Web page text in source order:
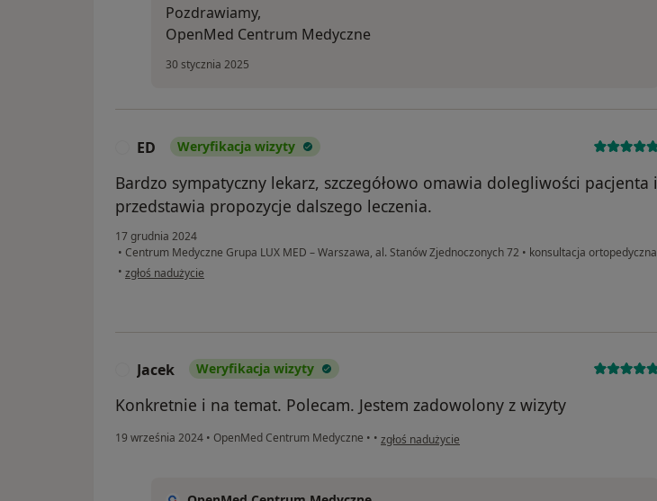
Pozdrawiamy,
OpenMed Centrum Medyczne
30 stycznia 2025
ED Weryfikacja wizyty
Bardzo sympatyczny lekarz, szczegółowo omawia dolegliwości pacjenta i
przedstawia propozycje dalszego leczenia.
17 grudnia 2024
• Centrum Medyczne Grupa LUX MED – Warszawa, al. Stanów Zjednoczonych 72 • konsultacja ortopedyczna
• w opinii użytkownika ED
zgłoś nadużycie
Jacek Weryfikacja wizyty
Konkretnie i na temat. Polecam. Jestem zadowolony z wizyty
19 września 2024 • OpenMed Centrum Medyczne • • w opinii użytkownika Jacek
zgłoś nadużycie